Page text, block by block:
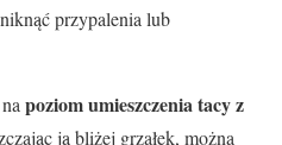
przypalenia lub
poziom umieszczenia tacy z
ją bliżej grzałek, można